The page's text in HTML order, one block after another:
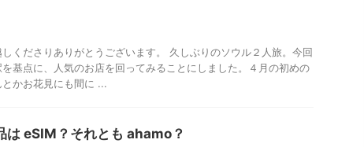
しくださりありがとうございます。 久しぶりのソウル２人旅。今回
基点に、人気のお店を回ってみることにしました。４月の初めの
かお花見にも間に ...
は eSIM？それとも ahamo？